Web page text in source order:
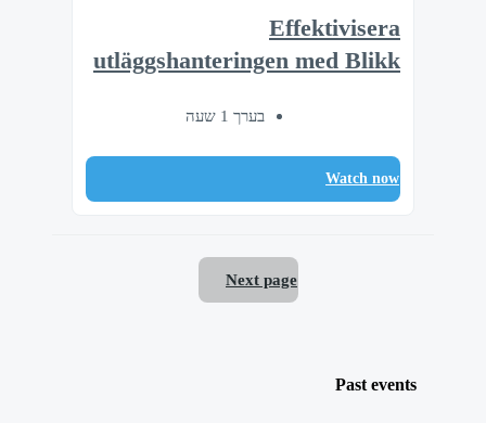
Effektivisera
utläggshanteringen med Blikk
בערך 1 שעה
Watch now
Next page
Past events